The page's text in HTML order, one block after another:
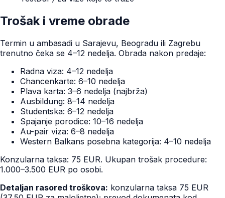
Trošak i vreme obrade
Termin u ambasadi u Sarajevu, Beogradu ili Zagrebu
trenutno čeka se 4–12 nedelja. Obrada nakon predaje:
Radna viza: 4–12 nedelja
Chancenkarte: 6–10 nedelja
Plava karta: 3–6 nedelja (najbrža)
Ausbildung: 8–14 nedelja
Studentska: 6–12 nedelja
Spajanje porodice: 10–16 nedelja
Au-pair viza: 6–8 nedelja
Western Balkans posebna kategorija: 4–10 nedelja
Konzularna taksa: 75 EUR. Ukupan trošak procedure:
1.000–3.500 EUR po osobi.
Detaljan rasored troškova: konzularna taksa 75 EUR